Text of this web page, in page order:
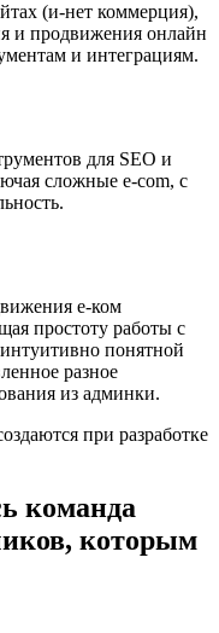
(и-нет коммерция),
и продвижения онлайн
и интеграциям.
для SEO и
сложные e-com, с
е-ком
простоту работы с
интуитивно понятной
разное
из админки.
при разработке
команда
которым